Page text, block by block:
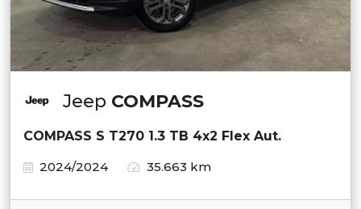
Jeep COMPASS
COMPASS S T270 1.3 TB 4x2 Flex Aut.
2024/2024
35.663 km